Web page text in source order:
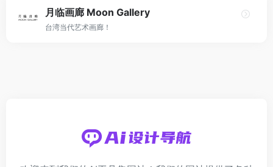
月临画廊 Moon Gallery
台湾当代艺术画廊！